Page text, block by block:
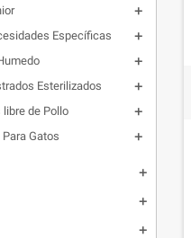
Específicas
Esterilizados
libre de Pollo
Gatos